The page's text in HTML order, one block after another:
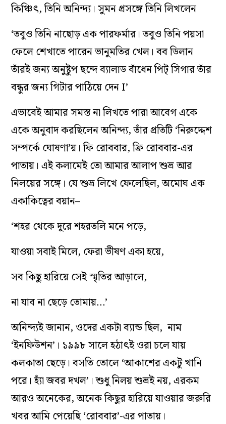
কিঞ্চিৎ, তিনি অনিন্দ্য। সুমন প্রসঙ্গে তিনি লিখলেন
‘তবুও তিনি নাছোড় এক পারফর্মার। তবুও তিনি পয়সা
ফেলে শেখাতে পারেন ভানুমতির খেল। বব ডিলান
তাঁরই জন্য অনুষ্টুপ ছন্দে ব্যালাড বাঁধেন পিট্ সিগার তাঁর
বন্ধুর জন্য গিটার পাঠিয়ে দেন I’
এভাবেই আমার সমস্ত না লিখতে পারা আবেগ একে
একে অনুবাদ করছিলেন অনিন্দ্য, তাঁর প্রতিটি ‘নিরুদ্দেশ
সম্পর্কে ঘোষণা’য়। ফি রোববার, ফ্রি রোববার-এর
পাতায়। এই কলামেই তো আমার আলাপ শুভ্র আর
নিলয়ের সঙ্গে। যে শুভ্র লিখে ফেলেছিল, অমোঘ এক
একাকিত্বের বয়ান–
‘শহর থেকে দূরে শহরতলি মনে পড়ে,
যাওয়া সবাই মিলে, ফেরা ভীষণ একা হয়ে,
সব কিছু হারিয়ে সেই স্মৃতির আড়ালে,
না যাব না ছেড়ে তোমায়…’
অনিন্দ্যই জানান, ওদের একটা ব্যান্ড ছিল, নাম
‘ইনফিউশন’। ১৯৯৮ সালে হঠাৎই ওরা চলে যায়
কলকাতা ছেড়ে। বসতি তোলে ‘আকাশের একটু খানি
পরে। হ্যাঁ জবর দখল’। শুধু নিলয় শুভ্রই নয়, এরকম
আরও অনেকের, অনেক কিছুর হারিয়ে যাওয়ার জরুরি
খবর আমি পেয়েছি ‘রোববার’-এর পাতায়।